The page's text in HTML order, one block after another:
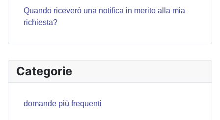
Categorie
domande più frequenti
Quando riceverò una notifica in merito alla mia
richiesta?